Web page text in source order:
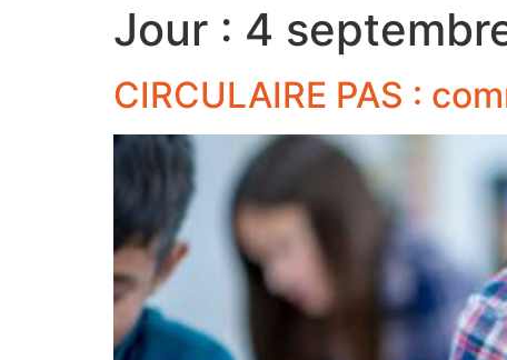
Jour : 4
CIRCULAIRE PAS :